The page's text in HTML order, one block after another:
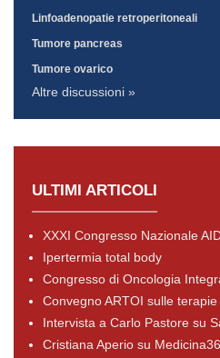
Linfoadenopatie retroperitoneali
Tumore pancreas
Tumore ovarico
Altre discussioni »
ULTIMI ARTICOLI
XXXI Congresso Nazionale
Ipertermia total body
Congresso di Oncologia
Convegno ARTOI sulle
Intervista a Carlo Pastore su
Cristiana Aperio su